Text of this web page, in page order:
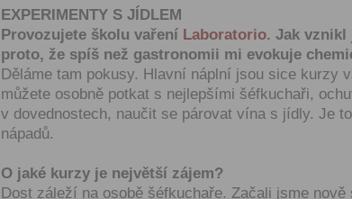
EXPERIMENTY S JÍDLEM
Provozujete školu vaření Laboratorio. Jak vznikl
proto, že spíš než gastronomii mi evokuje
Děláme tam pokusy. Hlavní náplní jsou sice kurzy
můžete osobně potkat s nejlepšími šéfkuchaři,
v dovednostech, naučit se párovat vína s jídly. Je
nápadů.
O jaké kurzy je největší zájem?
Dost záleží na osobě šéfkuchaře. Začali jsme nově